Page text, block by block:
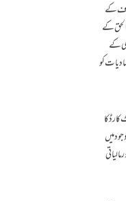
کے
کے
کے
کو
کا
میں